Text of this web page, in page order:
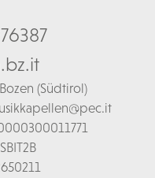
(Südtirol)